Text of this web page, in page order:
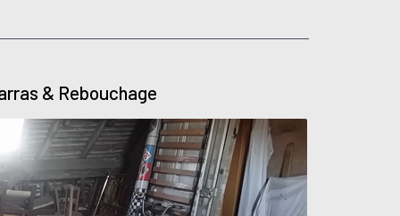
& Rebouchage